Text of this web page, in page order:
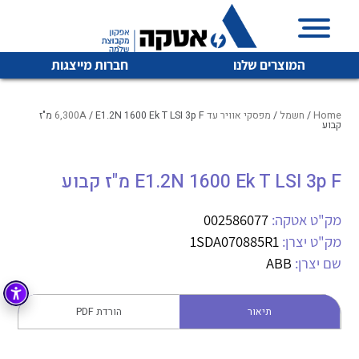
המוצרים שלנו חברות מייצגות
איכות | שרות | זמינות
והפצה של מוצרי
מיתוג, בקרה , ואינסטלציה חשמלית ופעילה ב7 תחומים:
חשמל מיתוג ואינסטלציה חשמלית
בקרה
זיווד
לכל מוצרי היצרן לכל מוצרי היצרן
לכל מוצרי היצרן לכל מוצרי היצרן
Home
/ חשמל / מפסקי אוויר עד 6,300A / E1.2N 1600 Ek T LSI 3p F מ"ז
קבוע
E1.2N 1600 Ek T LSI 3p F מ"ז קבוע
מק"ט אטקה: 002586077
מק"ט יצרן: 1SDA070885R1
שם יצרן: ABB
תיאור הורדת PDF